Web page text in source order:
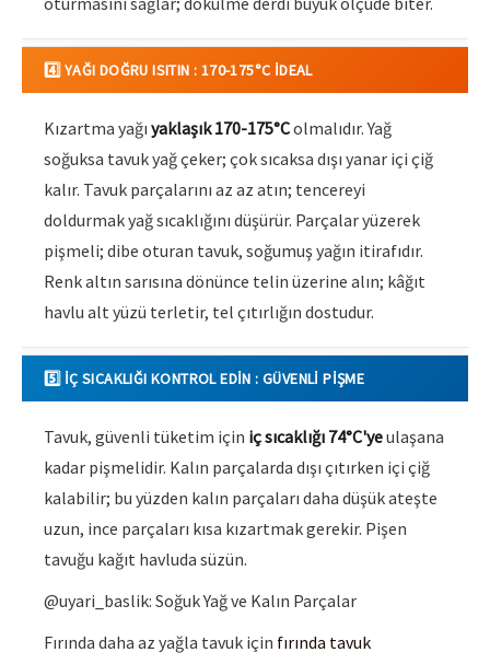
4️⃣ YAĞI DOĞRU ISITIN : 170-175°C İDEAL
Kızartma yağı yaklaşık 170-175°Colmalıdır. Yağ
soğuksa tavuk yağ çeker; çok sıcaksa dışı yanar içi çiğ
kalır. Tavuk parçalarını az az atın; tencereyi
doldurmak yağ sıcaklığını düşürür. Parçalar yüzerek
pişmeli; dibe oturan tavuk, soğumuş yağın itirafıdır.
Renk altın sarısına dönünce telin üzerine alın; kâğıt
havlu alt yüzü terletir, tel çıtırlığın dostudur.
5️⃣ İÇ SICAKLIĞI KONTROL EDIN : GÜVENLI PIŞME
Tavuk, güvenli tüketim için iç sıcaklığı 74°C'yeulaşana
kadar pişmelidir. Kalın parçalarda dışı çıtırken içi çiğ
kalabilir; bu yüzden kalın parçaları daha düşük ateşte
uzun, ince parçaları kısa kızartmak gerekir. Pişen
tavuğu kağıt havluda süzün.
@uyari_baslik: Soğuk Yağ ve Kalın Parçalar
Fırında daha az yağla tavuk için fırında tavuk